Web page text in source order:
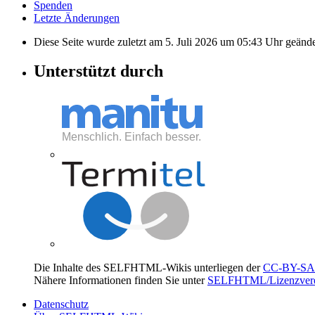
Spenden
Letzte Änderungen
Diese Seite wurde zuletzt am 5. Juli 2026 um 05:43 Uhr
Unterstützt durch
Die Inhalte des SELFHTML-Wikis unterliegen derCC-BY-
Nähere Informationen finden Sie unter SELFHTML/
Datenschutz